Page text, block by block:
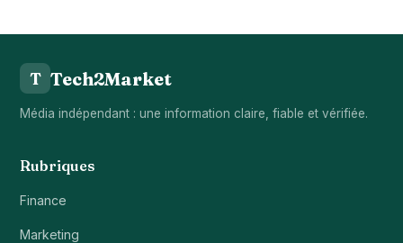
T Tech2Market
Média indépendant : une information claire, fiable et vérifiée.
Rubriques
Finance
Marketing